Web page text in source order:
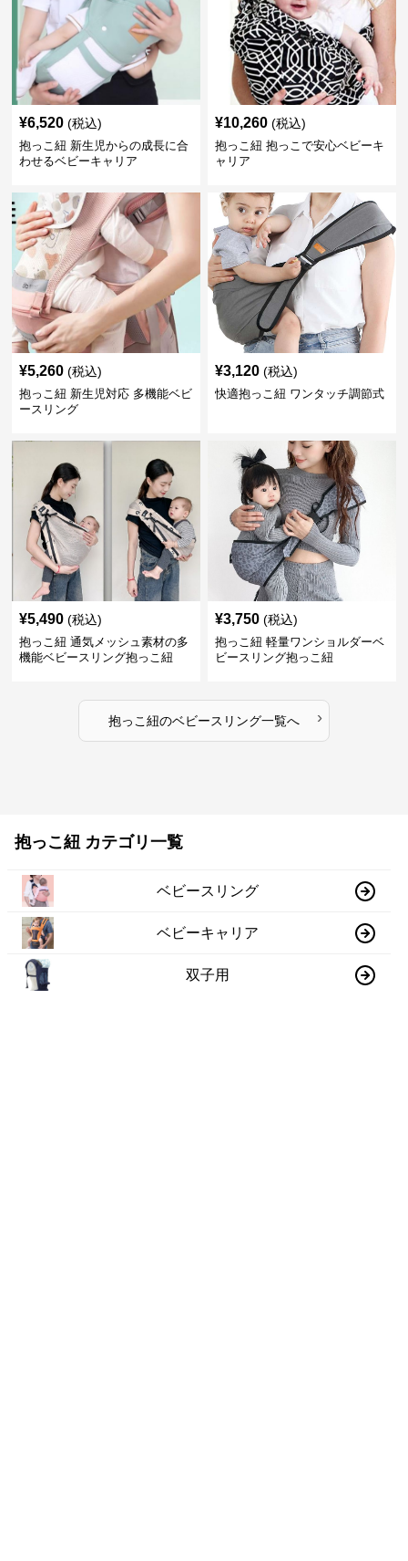
¥6,520 (税込)
抱っこ紐 新生児からの成長に合
わせるベビーキャリア
¥10,260 (税込)
抱っこ紐 抱っこで安心ベビーキ
ャリア
¥5,260 (税込)
抱っこ紐 新生児対応 多機能ベビ
ースリング
¥3,120 (税込)
快適抱っこ紐 ワンタッチ調節式
¥5,490 (税込)
抱っこ紐 通気メッシュ素材の多
機能ベビースリング抱っこ紐
¥3,750 (税込)
抱っこ紐 軽量ワンショルダーベ
ビースリング抱っこ紐
抱っこ紐のベビースリング一覧へ ›
抱っこ紐 カテゴリ一覧
ベビースリング
ベビーキャリア
双子用